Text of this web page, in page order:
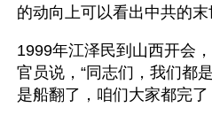
的动向上可以看出中共的末
1999年江泽民到山西开会
官员说，“同志们，我们都
是船翻了，咱们大家都完